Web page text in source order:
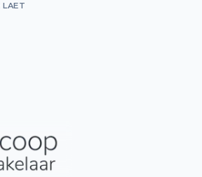
LAET